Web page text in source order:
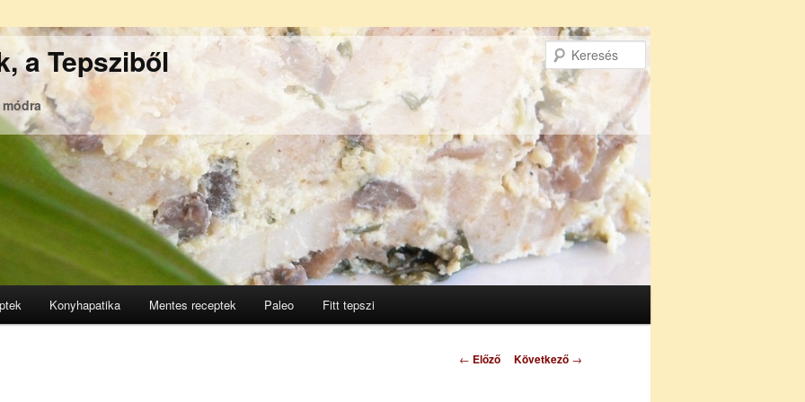
a Tepsziből
Konyhapatika Mentes receptek Paleo Fitt tepszi
Bejegyzés
← Előző Következő →